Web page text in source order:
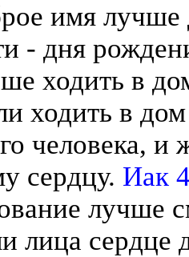
имя лучше
- дня
ходить в
ходить в
человека,
сердцу. Иак
лучше
лица сердце